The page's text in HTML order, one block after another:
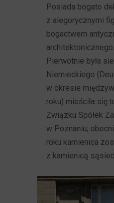
Posiada bogato
z alegorycznymi
bogactwem
architektonicznego.
Pierwotnie była
Niemieckiego
w okresie
roku) mieściła się
Związku Spółek
w Poznaniu;
roku kamienica
z kamienicą